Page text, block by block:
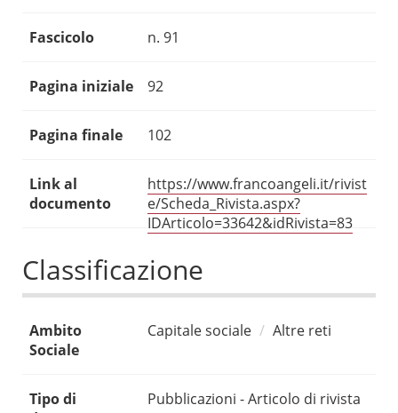
Fascicolo n. 91
Pagina iniziale 92
Pagina finale 102
Link al
documento
https://www.francoangeli.it/rivist
e/Scheda_Rivista.aspx?
IDArticolo=33642&idRivista=83
Classificazione
Ambito
Sociale
Capitale sociale Altre reti
Tipo di
Pubblicazioni - Articolo di rivista